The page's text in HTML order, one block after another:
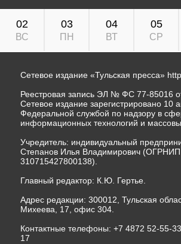
02
ВС
03
ПН
04
ВТ
05
СР
Сетевое издание «Тульская пресса»
Реестровая запись ЭЛ № ФС 77-85016
Сетевое издание зарегистрировано 10
Федеральной службой по надзору в
информационных технологий и
Учредитель: индивидуальный
Степанов Илья Владимирович (ОГРНИП
310715427800138).
Главный редактор: К.Ю. Гертье.
Адрес редакции: 300012, Тульская
Михеева, 17, офис 304.
Контактные телефоны: +7 4872 52-55-
17